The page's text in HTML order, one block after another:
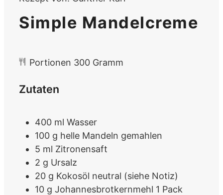
Simple Mandelcreme
Portionen 300 Gramm
Zutaten
400 ml Wasser
100 g helle Mandeln gemahlen
5 ml Zitronensaft
2 g Ursalz
20 g Kokosöl neutral (siehe Notiz)
10 g Johannesbrotkernmehl 1 Pack